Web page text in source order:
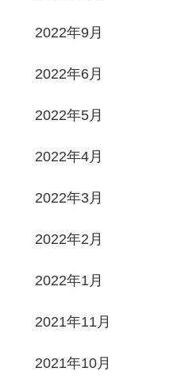
2022年9月
2022年6月
2022年5月
2022年4月
2022年3月
2022年2月
2022年1月
2021年11月
2021年10月